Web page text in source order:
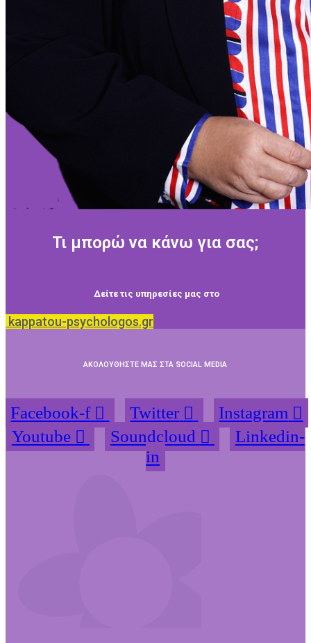
Τι μπορώ να κάνω για σας;
Δείτε τις υπηρεσίες μας στο
kappatou-psychologos.gr
ΑΚΟΛΟΥΘΗΣΤΕ ΜΑΣ ΣΤΑ SOCIAL MEDIA
Facebook-f Twitter
Instagram
Youtube
Soundcloud
Linkedin-
in